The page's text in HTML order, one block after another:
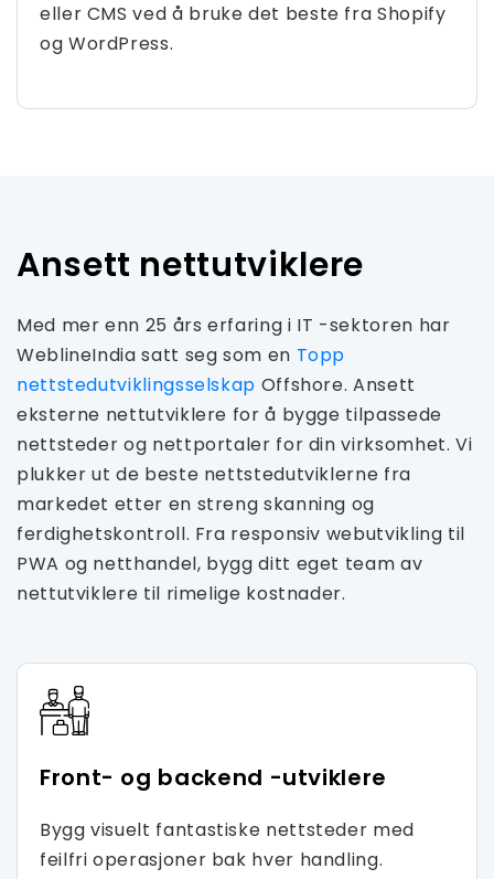
eller CMS ved å bruke det beste fra Shopify
og WordPress.
Ansett nettutviklere
Med mer enn 25 års erfaring i IT -sektoren har
WeblineIndia satt seg som en Topp
nettstedutviklingsselskap Offshore. Ansett
eksterne nettutviklere for å bygge tilpassede
nettsteder og nettportaler for din virksomhet. Vi
plukker ut de beste nettstedutviklerne fra
markedet etter en streng skanning og
ferdighetskontroll. Fra responsiv webutvikling til
PWA og netthandel, bygg ditt eget team av
nettutviklere til rimelige kostnader.
Front- og backend -utviklere
Bygg visuelt fantastiske nettsteder med
feilfri operasjoner bak hver handling.